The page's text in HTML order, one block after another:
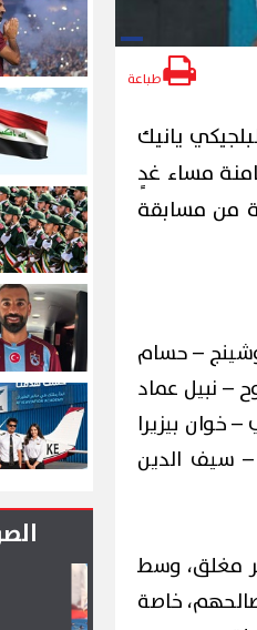
طباعة
يانيك
مساء غدٍ
من مسابقة
– حسام
– نبيل عماد
خوان بيزيرا
سيف الدين
مغلق، وسط
خاصة